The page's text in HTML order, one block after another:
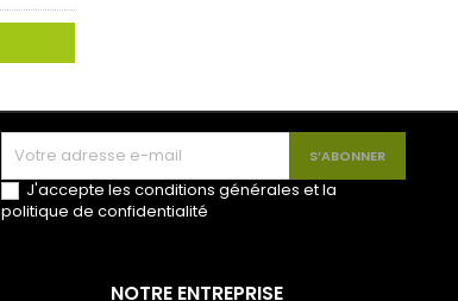
J'accepte les conditions générales et la
politique de confidentialité
NOTRE ENTREPRISE